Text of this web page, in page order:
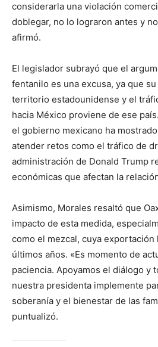
considerarla una violación
doblegar, no lo lograron antes y
afirmó.
El legislador subrayó que el
fentanilo es una excusa, ya que
territorio estadounidense y el
hacia México proviene de ese
el gobierno mexicano ha
atender retos como el tráfico de
administración de Donald Trump
económicas que afectan la
Asimismo, Morales resaltó que
impacto de esta medida,
como el mezcal, cuya exportación
últimos años. «Es momento de
paciencia. Apoyamos el diálogo y
nuestra presidenta implemente
soberanía y el bienestar de las
puntualizó.